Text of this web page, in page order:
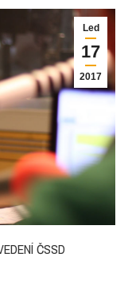
Led
17
2017
ČSSD